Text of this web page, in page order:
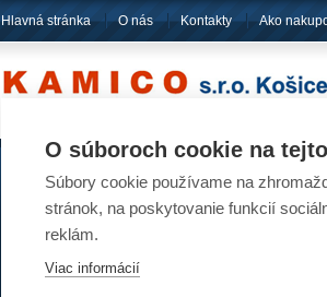
Hlavná stránka O nás Kontakty Ako
Akumulátory
Pre osobné automobily
Pre karavany, lode, stroje
O súboroch cookie na
Súbory cookie používame na
stránok, na poskytovanie funkcií
reklám.
Viac informácií